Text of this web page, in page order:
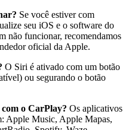
Se você estiver com
seu iOS e o software do
não funcionar, recomendamos
oficial da Apple.
O Siri é ativado com um botão
ou segurando o botão
o CarPlay? Os aplicativos
Apple Music, Apple Mapas,